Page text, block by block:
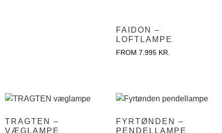
FAIDON –
LOFTLAMPE
FROM 7.995 KR.
TRAGTEN –
VÆGLAMPE
FYRTØNDEN –
PENDELLAMPE